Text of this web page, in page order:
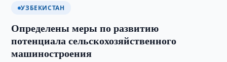
УЗБЕКИСТАН
Определены меры по развитию
потенциала сельскохозяйственного
машиностроения